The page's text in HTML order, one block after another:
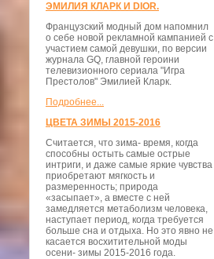
ЭМИЛИЯ КЛАРК И DIOR.
Французский модный дом напомнил
о себе новой рекламной кампанией с
участием самой девушки, по версии
журнала GQ, главной героини
телевизионного сериала "Игра
Престолов" Эмилией Кларк.
Подробнее...
ЦВЕТА ЗИМЫ 2015-2016
Считается, что зима- время, когда
способны остыть самые острые
интриги, и даже самые яркие чувства
приобретают мягкость и
размеренность; природа
«засыпает», а вместе с ней
замедляется метаболизм человека,
наступает период, когда требуется
больше сна и отдыха. Но это явно не
касается восхитительной моды
осени- зимы 2015-2016 года.